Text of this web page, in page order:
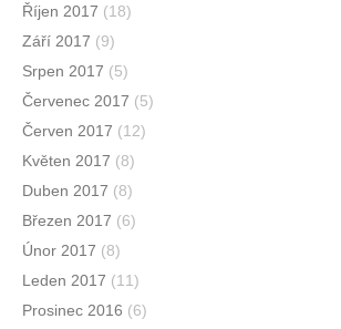
Říjen 2017 (18)
Září 2017 (9)
Srpen 2017 (5)
Červenec 2017 (5)
Červen 2017 (12)
Květen 2017 (8)
Duben 2017 (8)
Březen 2017 (6)
Únor 2017 (8)
Leden 2017 (11)
Prosinec 2016 (6)